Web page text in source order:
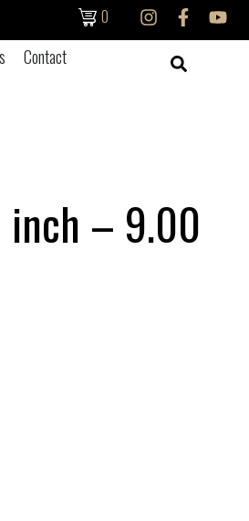
0
Contact
inch – 9.00